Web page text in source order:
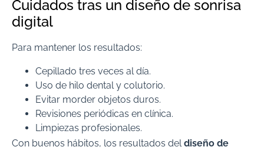
Cuidados tras un diseño de sonrisa
digital
Para mantener los resultados:
Cepillado tres veces al día.
Uso de hilo dental y colutorio.
Evitar morder objetos duros.
Revisiones periódicas en clínica.
Limpiezas profesionales.
Con buenos hábitos, los resultados deldiseño de